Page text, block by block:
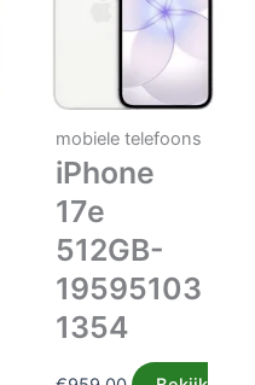
mobiele telefoons
iPhone
17e
512GB-
19595103
1354